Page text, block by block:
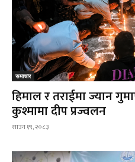
समाचार
हिमाल र तराईमा ज्यान
कुश्मामा दीप प्रज्वलन
साउन १९, २०८३